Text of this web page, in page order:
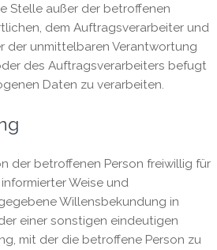
Stelle außer der betroffenen
dem Auftragsverarbeiter und
der unmittelbaren Verantwortung
des Auftragsverarbeiters befugt
Daten zu verarbeiten.
der betroffenen Person freiwillig für
Weise und
Willensbekundung in
einer sonstigen eindeutigen
mit der die betroffene Person zu